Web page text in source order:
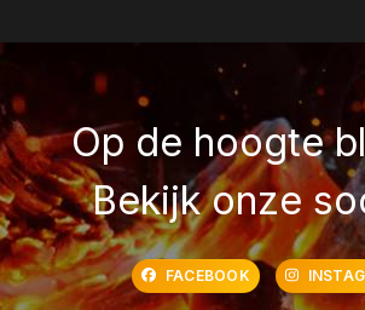
Op de hoogte
Bekijk onze
FACEBOOK